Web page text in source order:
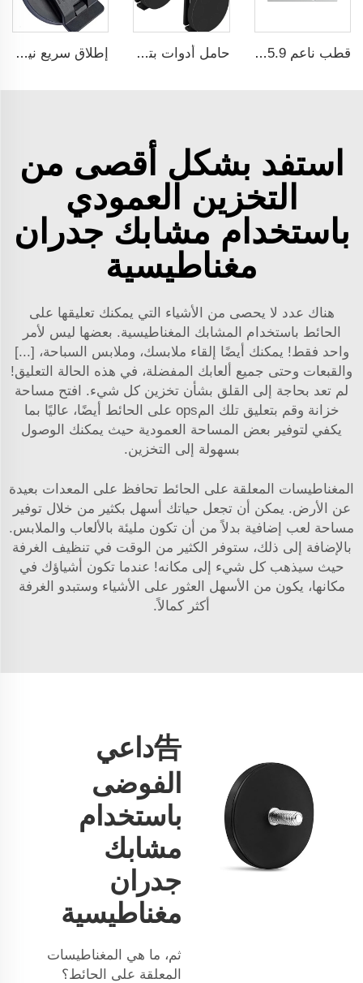
قطب ناعم 17.71x5.9 إنش ذات مركز تلقائي مقعد ماكنة ثني دائم المغناطيسية لآلة الطحن حامل أدوات بتصميم فك سريع ومغناطيسي مقاوم للصدمات مع طبقة مطاطية ثقيلة ومرفق حزام إطلاق سريع نيووديميوم مغلف بالمطاط والبلاستيك مقاطع حزام مغناطيسية مغناطيسية
استفد بشكل أقصى من
التخزين العمودي
باستخدام مشابك جدران
مغناطيسية
هناك عدد لا يحصى من الأشياء التي يمكنك تعليقها على
الحائط باستخدام المشابك المغناطيسية. بعضها ليس لأمر
واحد فقط! يمكنك أيضًا إلقاء ملابسك، وملابس السباحة، [...]
والقبعات وحتى جميع ألعابك المفضلة، في هذه الحالة التعليق!
لم تعد بحاجة إلى القلق بشأن تخزين كل شيء. افتح مساحة
خزانة وقم بتعليق تلك المops على الحائط أيضًا، عاليًا بما
يكفي لتوفير بعض المساحة العمودية حيث يمكنك الوصول
بسهولة إلى التخزين.
المغناطيسات المعلقة على الحائط تحافظ على المعدات بعيدة
عن الأرض. يمكن أن تجعل حياتك أسهل بكثير من خلال توفير
مساحة لعب إضافية بدلاً من أن تكون مليئة بالألعاب والملابس.
بالإضافة إلى ذلك، ستوفر الكثير من الوقت في تنظيف الغرفة
حيث سيذهب كل شيء إلى مكانه! عندما تكون أشياؤك في
مكانها، يكون من الأسهل العثور على الأشياء وستبدو الغرفة
أكثر كمالاً.
告داعي
الفوضى
باستخدام
مشابك
جدران
مغناطيسية
ثم، ما هي المغناطيسات
المعلقة على الحائط؟